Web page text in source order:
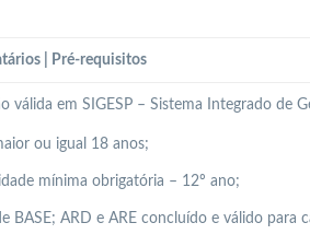
| Pré-requisitos
válida em SIGESP – Sistema Integrado de
ou igual 18 anos;
mínima obrigatória – 12º ano;
BASE; ARD e ARE concluído e válido para